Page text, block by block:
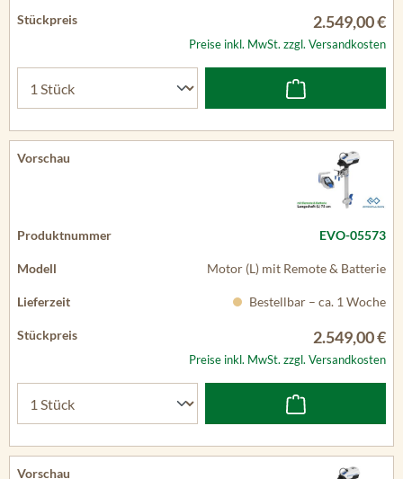
2.549,00 €
Preise inkl. MwSt. zzgl. Versandkosten
EVO-05573
Motor (L) mit Remote & Batterie
Bestellbar – ca. 1 Woche
2.549,00 €
Preise inkl. MwSt. zzgl. Versandkosten